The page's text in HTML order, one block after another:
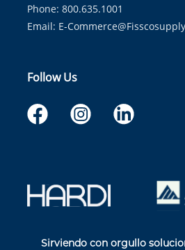
Phone: 800.635.1001
Email: E-
Follow Us
Sirviendo con orgullo